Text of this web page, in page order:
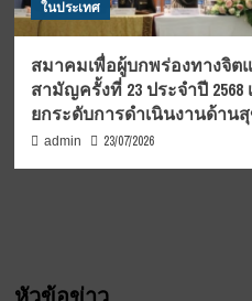
ในประเทศ
สมาคมเพื่อผู้บกพร่องทางจิต
สามัญครั้งที่ 23 ประจำปี
ยกระดับการดำเนินงานด้าน
admin 23/07/2026